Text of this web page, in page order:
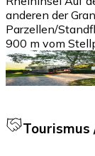
anderen der
Parzellen/
900 m vom
Tourismus